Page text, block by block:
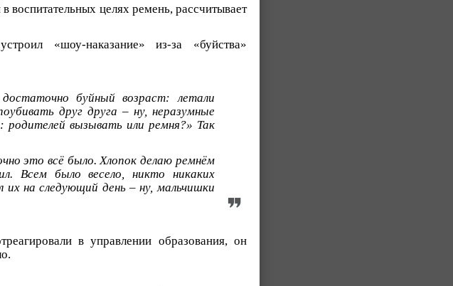
воспитательных целях ремень, рассчитывает
«шоу-наказание» из-за «буйства»
буйный возраст: летали
друг друга – ну, неразумные
вызывать или ремня?» Так
это всё было. Хлопок делаю ремнём
Всем было весело, никто никаких
на следующий день – ну, мальчишки
в управлении образования, он